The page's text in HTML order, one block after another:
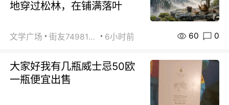
地穿过松林，在铺满落叶
文学广场 街友74981146 6小时前 60 0
大家好我有几瓶威士忌50欧
一瓶便宜出售